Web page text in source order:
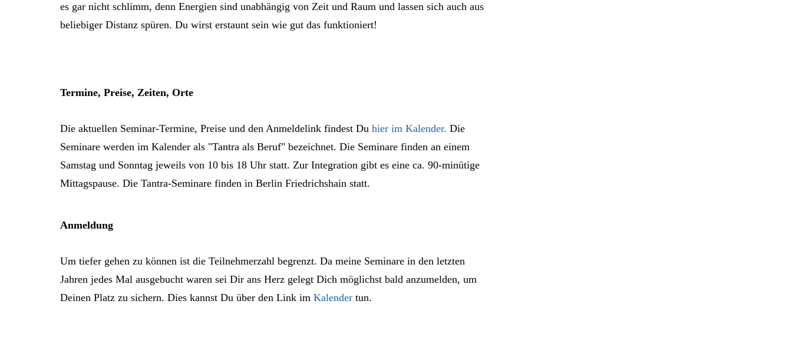
es gar nicht schlimm, denn Energien sind unabhängig von Zeit und Raum und lassen sich auch aus
beliebiger Distanz spüren. Du wirst erstaunt sein wie gut das funktioniert!
Termine, Preise, Zeiten, Orte
Die aktuellen Seminar-Termine, Preise und den Anmeldelink findest Du hier im Kalender. Die
Seminare werden im Kalender als "Tantra als Beruf" bezeichnet. Die Seminare finden an einem
Samstag und Sonntag jeweils von 10 bis 18 Uhr statt. Zur Integration gibt es eine ca. 90-minütige
Mittagspause. Die Tantra-Seminare finden in Berlin Friedrichshain statt.
Anmeldung
Um tiefer gehen zu können ist die Teilnehmerzahl begrenzt. Da meine Seminare in den letzten
Jahren jedes Mal ausgebucht waren sei Dir ans Herz gelegt Dich möglichst bald anzumelden, um
Deinen Platz zu sichern. Dies kannst Du über den Link im Kalender tun.